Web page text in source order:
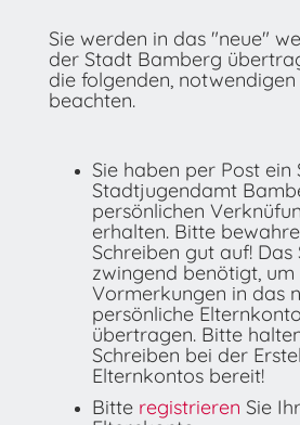
Sie werden in das "neue"
der Stadt Bamberg
die folgenden,
beachten.
Sie haben per Post ein
Stadtjugendamt
persönlichen
erhalten. Bitte
Schreiben gut auf!
zwingend benötigt,
Vormerkungen in das
persönliche
übertragen. Bitte
Schreiben bei der
Elternkontos bereit!
Bitte registrieren Sie